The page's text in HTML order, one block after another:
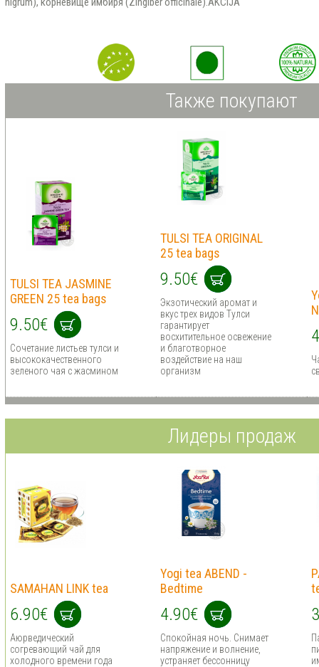
Также покупают
TULSI TEA JASMINE
GREEN 25 tea bags
9.50€
Сочетание листьев тулси и
высококачественного
зеленого чая с жасмином
TULSI TEA ORIGINAL
25 tea bags
9.50€
Экзотический аромат и
вкус трех видов Тулси
гарантирует
восхитительное освежение
и благотворное
воздействие на наш
организм
Лидеры продаж
SAMAHAN LINK tea
6.90€
Аюрведический
согревающий чай для
холодного времени года
Yogi tea ABEND -
Bedtime
4.90€
Спокойная ночь. Снимает
напряжение и волнение,
устраняет бессонницу